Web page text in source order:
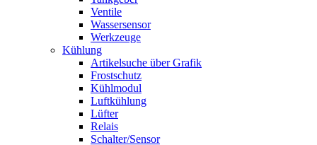
Ventile
Wassersensor
Werkzeuge
Kühlung
Artikelsuche über Grafik
Frostschutz
Kühlmodul
Luftkühlung
Lüfter
Relais
Schalter/Sensor